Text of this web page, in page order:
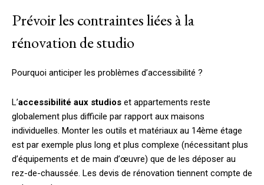
Prévoir les contraintes liées à la
rénovation de studio
Pourquoi anticiper les problèmes d’accessibilité ?
L’accessibilité aux studios et appartements reste
globalement plus difficile par rapport aux maisons
individuelles. Monter les outils et matériaux au 14ème étage
est par exemple plus long et plus complexe (nécessitant plus
d’équipements et de main d’œuvre) que de les déposer au
rez-de-chaussée. Les devis de rénovation tiennent compte de